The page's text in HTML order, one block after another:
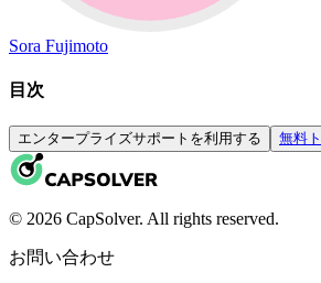
Sora Fujimoto
目次
エンタープライズサポートを利用する 無料
© 2026 CapSolver. All rights reserved.
お問い合わせ